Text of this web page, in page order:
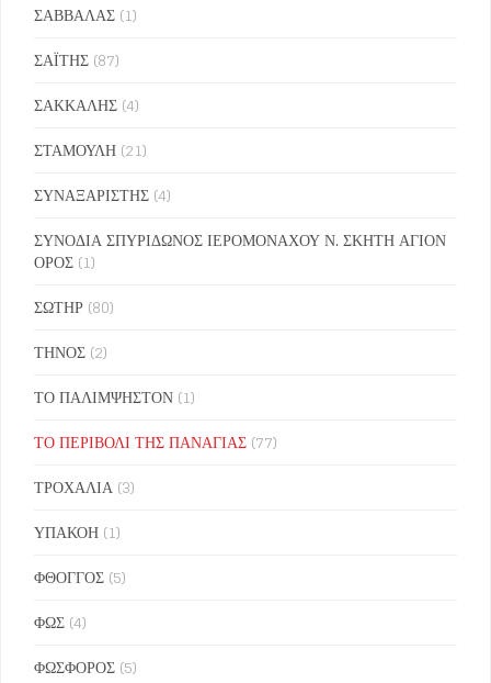
ΣΑΒΒΑΛΑΣ (1)
ΣΑΪΤΗΣ (87)
ΣΑΚΚΑΛΗΣ (4)
ΣΤΑΜΟΥΛΗ (21)
ΣΥΝΑΞΑΡΙΣΤΗΣ (4)
ΣΥΝΟΔΙΑ ΣΠΥΡΙΔΩΝΟΣ ΙΕΡΟΜΟΝΑΧΟΥ Ν. ΣΚΗΤΗ ΑΓΙΟΝ
ΟΡΟΣ (1)
ΣΩΤΗΡ (80)
ΤΗΝΟΣ (2)
ΤΟ ΠΑΛΙΜΨΗΣΤΟΝ (1)
ΤΟ ΠΕΡΙΒΟΛΙ ΤΗΣ ΠΑΝΑΓΙΑΣ (77)
ΤΡΟΧΑΛΙΑ (3)
ΥΠΑΚΟΗ (1)
ΦΘΟΓΓΟΣ (5)
ΦΩΣ (4)
ΦΩΣΦΟΡΟΣ (5)